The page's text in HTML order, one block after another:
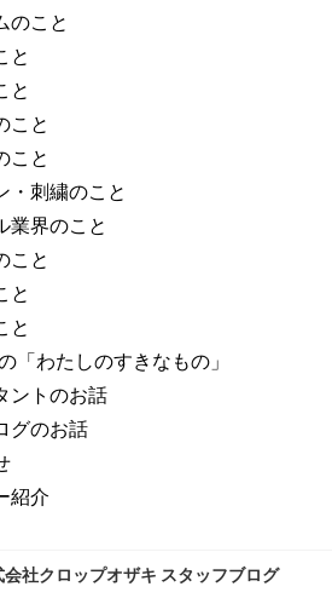
のこと
と
と
こと
こと
・刺繍のこと
業界のこと
こと
と
と
「わたしのすきなもの」
ントのお話
グのお話
紹介
会社クロップオザキ スタッフブログ